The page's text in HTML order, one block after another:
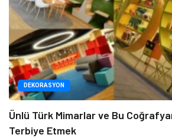
DEKORASYON
Ünlü Türk Mimarlar ve Bu
Terbiye Etmek